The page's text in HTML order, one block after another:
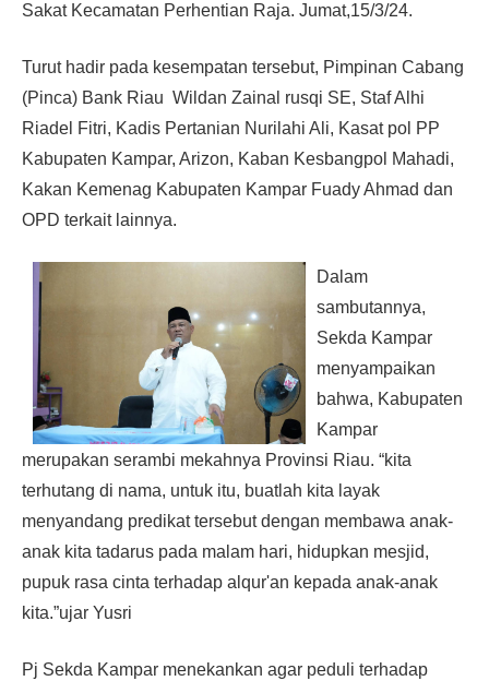
Sakat Kecamatan Perhentian Raja. Jumat,15/3/24.
Turut hadir pada kesempatan tersebut, Pimpinan Cabang
(Pinca) Bank Riau Wildan Zainal rusqi SE, Staf Alhi
Riadel Fitri, Kadis Pertanian Nurilahi Ali, Kasat pol PP
Kabupaten Kampar, Arizon, Kaban Kesbangpol Mahadi,
Kakan Kemenag Kabupaten Kampar Fuady Ahmad dan
OPD terkait lainnya.
Dalam
sambutannya,
Sekda Kampar
menyampaikan
bahwa, Kabupaten
Kampar
merupakan serambi mekahnya Provinsi Riau. “kita
terhutang di nama, untuk itu, buatlah kita layak
menyandang predikat tersebut dengan membawa anak-
anak kita tadarus pada malam hari, hidupkan mesjid,
pupuk rasa cinta terhadap alqur'an kepada anak-anak
kita.”ujar Yusri
Pj Sekda Kampar menekankan agar peduli terhadap